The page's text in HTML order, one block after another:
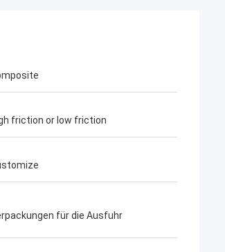
friction or low friction
für die Ausfuhr